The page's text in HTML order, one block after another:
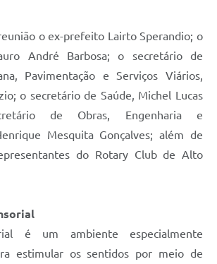
o ex-prefeito Lairto Sperandio; o
André Barbosa; o secretário de
Pavimentação e Serviços Viários,
o secretário de Saúde, Michel Lucas
de Obras, Engenharia e
Mesquita Gonçalves; além de
do Rotary Club de Alto
é um ambiente especialmente
estimular os sentidos por meio de